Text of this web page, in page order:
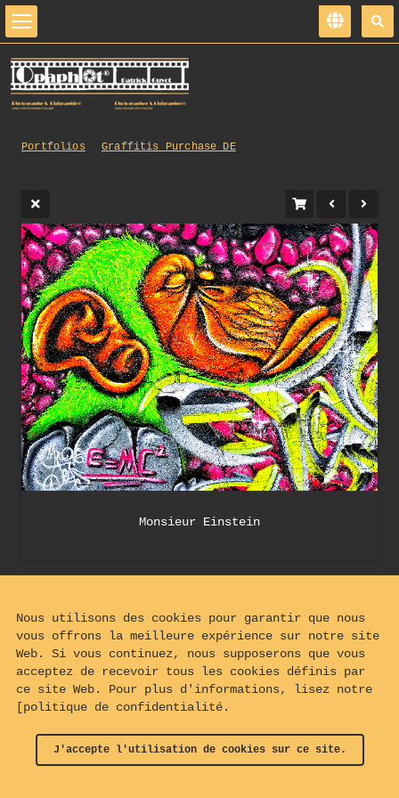
Portfolios
Graffitis_Purchase_DE
Monsieur Einstein
Nous utilisons des cookies pour garantir que nous
vous offrons la meilleure expérience sur notre site
Web. Si vous continuez, nous supposerons que vous
acceptez de recevoir tous les cookies définis par
ce site Web. Pour plus d'informations, lisez notre
[politique de confidentialité.
J'accepte l'utilisation de cookies sur ce site.